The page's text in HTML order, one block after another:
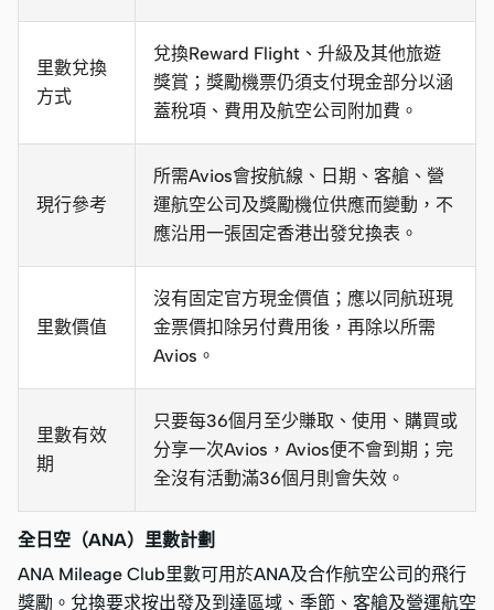
里數兌換
方式
兌換Reward Flight、升級及其他旅遊
獎賞；獎勵機票仍須支付現金部分以涵
蓋稅項、費用及航空公司附加費。
現行參考
所需Avios會按航線、日期、客艙、營
運航空公司及獎勵機位供應而變動，不
應沿用一張固定香港出發兌換表。
里數價值
沒有固定官方現金價值；應以同航班現
金票價扣除另付費用後，再除以所需
Avios。
里數有效
期
只要每36個月至少賺取、使用、購買或
分享一次Avios，Avios便不會到期；完
全沒有活動滿36個月則會失效。
全日空（ANA）里數計劃
ANA Mileage Club里數可用於ANA及合作航空公司的飛行
獎勵。兌換要求按出發及到達區域、季節、客艙及營運航空